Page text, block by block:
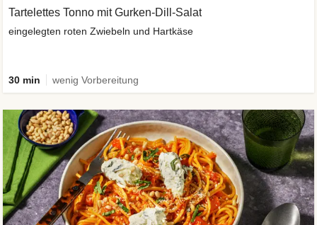
Tartelettes Tonno mit Gurken-Dill-Salat
eingelegten roten Zwiebeln und Hartkäse
30 min wenig Vorbereitung